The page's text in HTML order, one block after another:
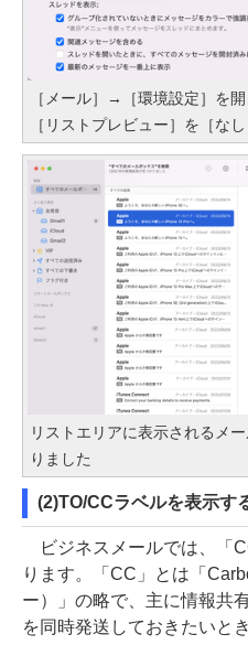
［メール］→［環境設定］を
［リストプレビュー］を［な
リストエリアに表示されるメ
りました
(2)TO/CCラベルを表示す
ビジネスメールでは、「
ります。「CC」とは「
ー）」の略で、主に情報共
を同時発送しておきたいと